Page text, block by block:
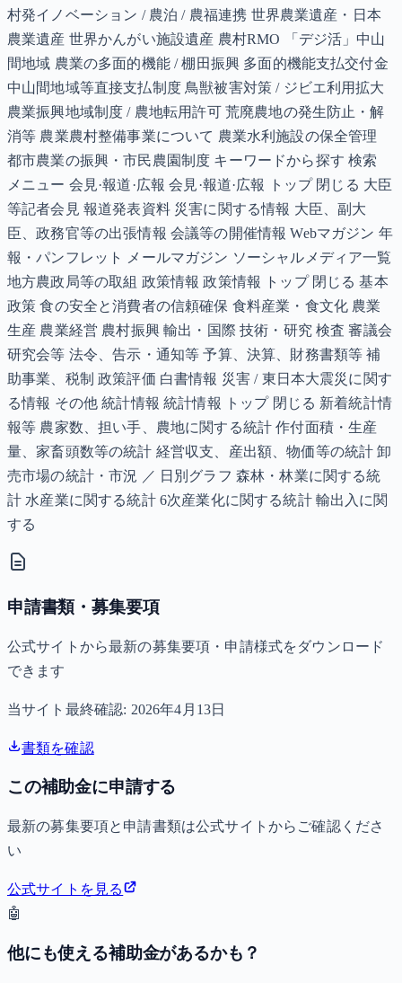
村発イノベーション / 農泊 / 農福連携 世界農業遺産・日本
農業遺産 世界かんがい施設遺産 農村RMO 「デジ活」中山
間地域 農業の多面的機能 / 棚田振興 多面的機能支払交付金
中山間地域等直接支払制度 鳥獣被害対策 / ジビエ利用拡大
農業振興地域制度 / 農地転用許可 荒廃農地の発生防止・解
消等 農業農村整備事業について 農業水利施設の保全管理
都市農業の振興・市民農園制度 キーワードから探す 検索
メニュー 会見·報道·広報 会見·報道·広報 トップ 閉じる 大臣
等記者会見 報道発表資料 災害に関する情報 大臣、副大
臣、政務官等の出張情報 会議等の開催情報 Webマガジン 年
報・パンフレット メールマガジン ソーシャルメディア一覧
地方農政局等の取組 政策情報 政策情報 トップ 閉じる 基本
政策 食の安全と消費者の信頼確保 食料産業・食文化 農業
生産 農業経営 農村振興 輸出・国際 技術・研究 検査 審議会
研究会等 法令、告示・通知等 予算、決算、財務書類等 補
助事業、税制 政策評価 白書情報 災害 / 東日本大震災に関す
る情報 その他 統計情報 統計情報 トップ 閉じる 新着統計情
報等 農家数、担い手、農地に関する統計 作付面積・生産
量、家畜頭数等の統計 経営収支、産出額、物価等の統計 卸
売市場の統計・市況 ／ 日別グラフ 森林・林業に関する統
計 水産業に関する統計 6次産業化に関する統計 輸出入に関
する
申請書類・募集要項
公式サイトから最新の募集要項・申請様式をダウンロード
できます
当サイト最終確認: 2026年4月13日
書類を確認
この補助金に申請する
最新の募集要項と申請書類は公式サイトからご確認くださ
い
公式サイトを見る
🤖
他にも使える補助金があるかも？